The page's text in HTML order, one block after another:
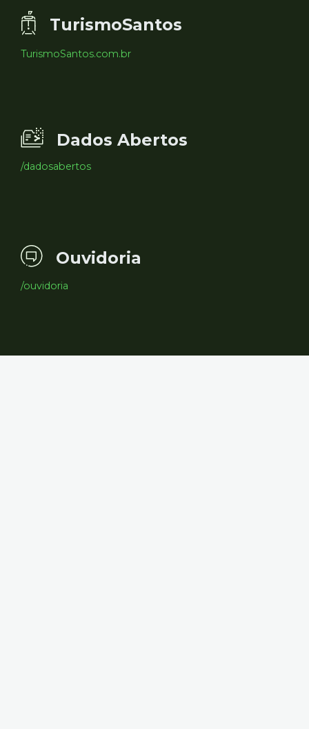
TurismoSantos
TurismoSantos.com.br
Dados Abertos
/dadosabertos
Ouvidoria
/ouvidoria